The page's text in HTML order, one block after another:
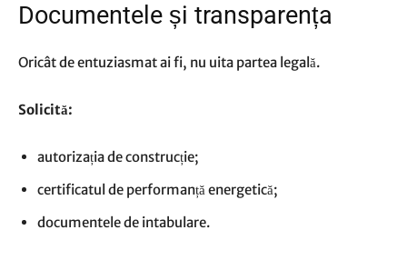
Documentele și transparența
Oricât de entuziasmat ai fi, nu uita partea legală.
Solicită:
autorizația de construcție;
certificatul de performanță energetică;
documentele de intabulare.